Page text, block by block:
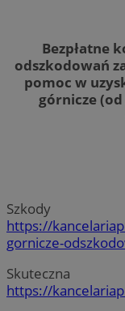
Bezpłatne
odszkodowań
pomoc w
górnicze
https://
gornicze-
https://